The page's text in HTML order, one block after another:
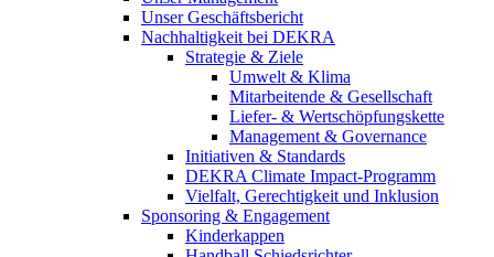
Unser Geschäftsbericht
Nachhaltigkeit bei DEKRA
Strategie & Ziele
Umwelt & Klima
Mitarbeitende & Gesellschaft
Liefer- & Wertschöpfungskette
Management & Governance
Initiativen & Standards
DEKRA Climate Impact-Programm
Vielfalt, Gerechtigkeit und Inklusion​
Sponsoring & Engagement
Kinderkappen